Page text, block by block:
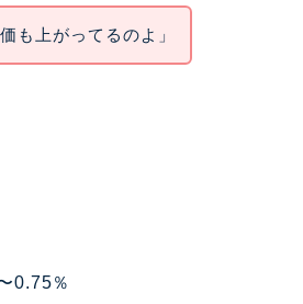
も上がってるのよ」
0.75％